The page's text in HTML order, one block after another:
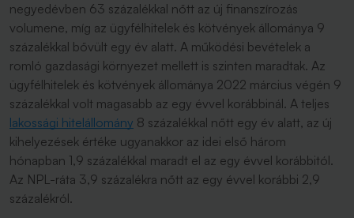
negyedévben 63 százalékkal nőtt az új finanszírozás
volumene, míg az ügyfélhitelek és kötvények állománya 9
százalékkal bővült egy év alatt. A működési bevételek a
romló gazdasági környezet mellett is szinten maradtak. Az
ügyfélhitelek és kötvények állománya 2022 március végén 9
százalékkal volt magasabb az egy évvel korábbinál. A teljes
lakossági hitelállomány 8 százalékkal nőtt egy év alatt, az új
kihelyezések értéke ugyanakkor az idei első három
hónapban 1,9 százalékkal maradt el az egy évvel korábbitól.
Az NPL-ráta 3,9 százalékra nőtt az egy évvel korábbi 2,9
százalékról.